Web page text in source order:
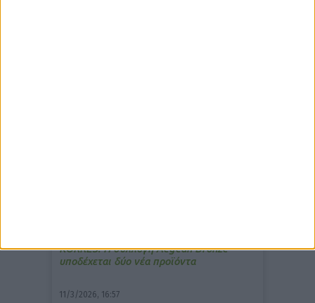
ΚΟRRES: Η συλλογή Aegean Bronze
υποδέχεται δύο νέα προϊόντα
11/3/2026, 16:57